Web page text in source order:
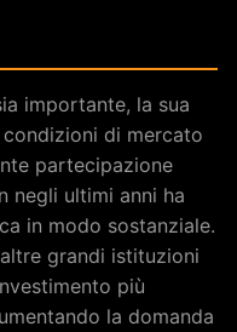
importante, la sua
di mercato
partecipazione
negli ultimi anni ha
in modo sostanziale.
grandi istituzioni
più
la domanda